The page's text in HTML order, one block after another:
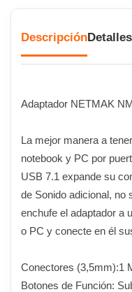
Descripción
Adaptador NETMAK
La mejor manera a
notebook y PC por
USB 7.1 expande su
de Sonido adicional, no
enchufe el adaptador a
o PC y conecte en él
Conectores (3,5mm):1
Botones de Función: